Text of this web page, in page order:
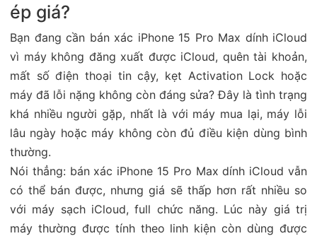
ép giá?
Bạn đang cần bán xác iPhone 15 Pro Max dính iCloud
vì máy không đăng xuất được iCloud, quên tài khoản,
mất số điện thoại tin cậy, kẹt Activation Lock hoặc
máy đã lỗi nặng không còn đáng sửa? Đây là tình trạng
khá nhiều người gặp, nhất là với máy mua lại, máy lỗi
lâu ngày hoặc máy không còn đủ điều kiện dùng bình
thường.
Nói thẳng: bán xác iPhone 15 Pro Max dính iCloud vẫn
có thể bán được, nhưng giá sẽ thấp hơn rất nhiều so
với máy sạch iCloud, full chức năng. Lúc này giá trị
máy thường được tính theo linh kiện còn dùng được